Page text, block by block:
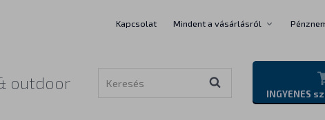
Kapcsolat Mindent a vásárlásról
outdoor
INGYENES